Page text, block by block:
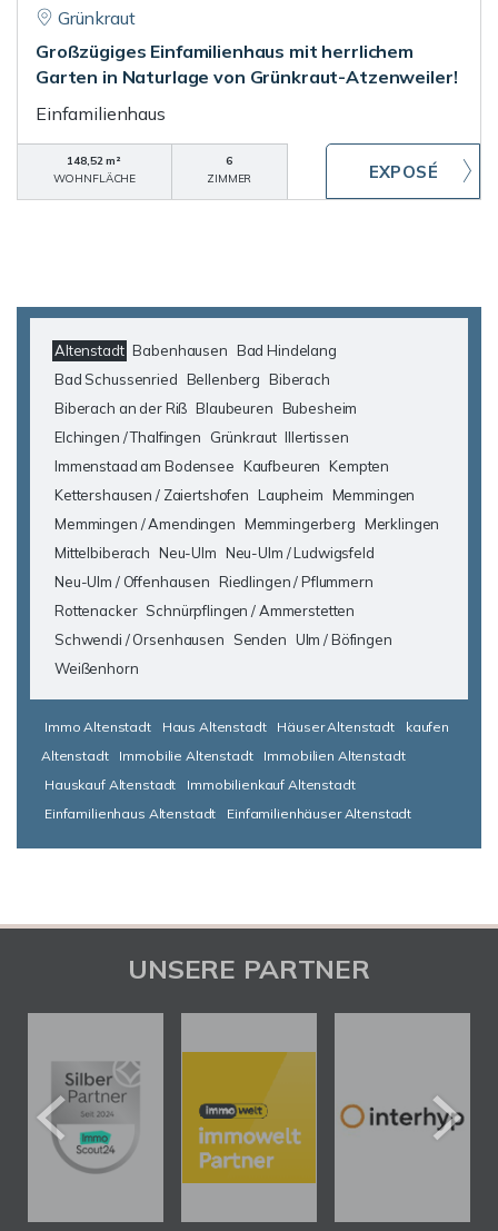
Grünkraut
Großzügiges Einfamilienhaus mit herrlichem
Garten in Naturlage von Grünkraut-Atzenweiler!
Einfamilienhaus
148,52 m²
WOHNFLÄCHE
6
ZIMMER
Altenstadt Babenhausen Bad Hindelang
Bad Schussenried Bellenberg Biberach
Biberach an der Riß Blaubeuren Bubesheim
Elchingen / Thalfingen
Grünkraut Illertissen
Immenstaad am Bodensee Kaufbeuren Kempten
Kettershausen / Zaiertshofen Laupheim Memmingen
Memmingen / Amendingen Memmingerberg Merklingen
Mittelbiberach Neu-Ulm Neu-Ulm / Ludwigsfeld
Neu-Ulm / Offenhausen Riedlingen / Pflummern
Rottenacker Schnürpflingen / Ammerstetten
Schwendi / Orsenhausen
Senden Ulm / Böfingen
Weißenhorn
Immo Altenstadt Haus Altenstadt Häuser Altenstadt
kaufen
Altenstadt
Immobilie Altenstadt
Immobilien Altenstadt
Hauskauf Altenstadt
Immobilienkauf Altenstadt
Einfamilienhaus Altenstadt
Einfamilienhäuser Altenstadt
UNSERE PARTNER